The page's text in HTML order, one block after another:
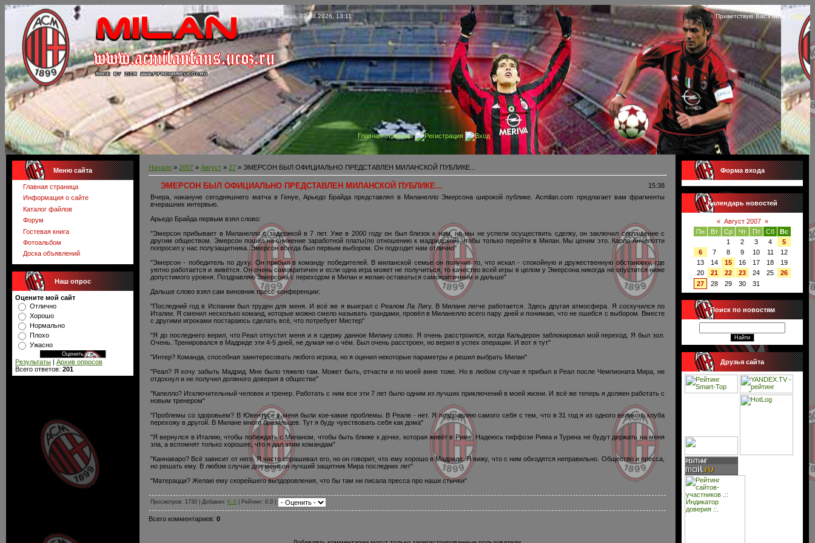
Пятница, 07.08.2026, 13:11 Приветствую ВасГость RSS
Главная страница Регистрация Вход
Меню сайта
Главная страница
Информация о сайте
Каталог файлов
Форум
Гостевая книга
Фотоальбом
Доска объявлений
Наш опрос
Оцените мой сайт
Отлично
Хорошо
Нормально
Плохо
Ужасно
Результаты | Архив опросов
Всего ответов: 201
Начало » 2007 » Август » 27 » ЭМЕРСОН БЫЛ ОФИЦИАЛЬНО ПРЕДСТАВЛЕН МИЛАНСКОЙ ПУБЛИКЕ...
ЭМЕРСОН БЫЛ ОФИЦИАЛЬНО ПРЕДСТАВЛЕН МИЛАНСКОЙ ПУБЛИКЕ...
15:38
Вчера, накануне сегодняшнего матча в Генуе, Арьедо Брайда представлял в Миланелло Эмерсона широкой публике. Acmilan.com предлагает вам фрагменты
вчерашних интервью.
Арьедо Брайда первым взял слово:
"Эмерсон прибывает в Миланелло с задержкой в 7 лет. Уже в 2000 году он был близок к нам, но мы не успели осуществить сделку, он заключил соглашение с
другим обществом. Эмерсон пошёл на снижение заработной платы(по отношению к мадридской) чтобы только перейти в Милан. Мы ценим это. Карло Анчелотти
попросил у нас полузащитника. Эмерсон всегда был первым выбором. Он подходит нам отлично"
"Эмерсон - победитель по духу. Он прибыл в команду победителей. В миланской семье он получит то, что искал - спокойную и дружественную обстановку, где
уютно работается и живётся. Он очень самокритичен и если одна игра может не получиться, то качество всей игры в целом у Эмерсона никогда не опустится ниже
допустимого уровня. Поздравляю Эмерсона с переходом в Милан и желаю оставаться самокритичным и дальше"
Дальше слово взял сам виновник пресс-конференции:
"Последний год в Испании был труден для меня. И всё же я выиграл с Реалом Ла Лигу. В Милане легче работается. Здесь другая атмосфера. Я соскучился по
Италии. Я сменил несколько команд, которые можно смело называть грандами, провёл в Миланелло всего пару дней и понимаю, что не ошибся с выбором. Вместе
с другими игроками постараюсь сделать всё, что потребует Мистер"
"Я до последнего верил, что Реал отпустит меня и я сдержу данное Милану слово. Я очень расстроился, когда Кальдерон заблокировал мой переход. Я был зол.
Очень. Тренировался в Мадриде эти 4-5 дней, не думая ни о чём. Был очень расстроен, но верил в успех операции. И вот я тут"
"Интер? Команда, способная заинтересовать любого игрока, но я оценил некоторые параметры и решил выбрать Милан"
"Реал? Я хочу забыть Мадрид. Мне было тяжело там. Может быть, отчасти и по моей вине тоже. Но в любом случае я прибыл в Реал после Чемпионата Мира, не
отдохнул и не получил должного доверия в обществе"
"Капелло? Исключительный человек и тренер. Работать с ним все эти 7 лет было одним из лучших приключений в моей жизни. И всё же теперь я должен работать с
новым тренером"
"Проблемы со здоровьем? В Ювентусе у меня были кое-какие проблемы. В Реале - нет. Я поздравляю самого себя с тем, что в 31 год я из одного великого клуба
перехожу в другой. В Милане много бразильцев. Тут я буду чувствовать себя как дома"
"Я вернулся в Италию, чтобы побеждать с Миланом, чтобы быть ближе к дочке, которая живёт в Риме. Надеюсь тиффози Рима и Турина не будут держать на меня
зла, а вспомнят только хорошее, что я дал этим командам"
"Каннаваро? Всё зависит от него. Я часто спрашивал его, но он говорит, что ему хорошо в Мадриде. Я вижу, что с ним обходятся неправильно. Общество и пресса,
но решать ему. В любом случае для меня он лучший защитник Мира последних лет"
"Матерацци? Желаю ему скорейшего выздоровления, что бы там ни писала пресса про наши стычки"
Просмотров: 1730 | Добавил: K-S | Рейтинг: 0.0 |
Всего комментариев: 0
Форма входа
Календарь новостей
« Август 2007 »
Пн
Вт Ср Чт Пт Сб
Вс
1
2 3 4
5
6
7 8 9 10 11
12
13
14 15 16 17 18
19
20
21 22 23 24 25
26
27
28 29 30 31
Поиск по новостям
Друзья сайта